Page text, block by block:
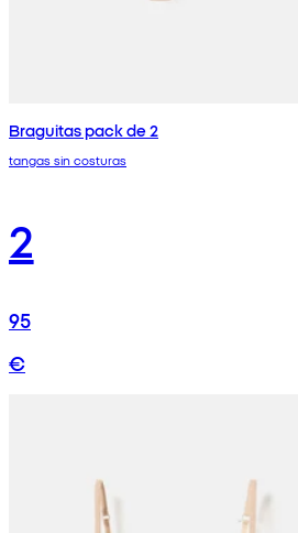
Braguitas pack de 2
tangas sin costuras
2
95
€